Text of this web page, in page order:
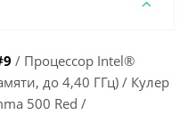
/ Процессор Intel®
до 4,40 ГГц) / Кулер
500 Red /